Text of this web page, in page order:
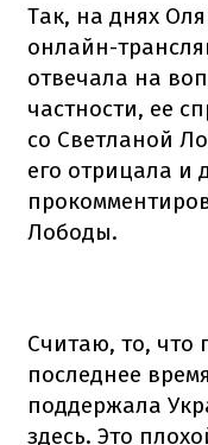
Так, на днях
онлайн-
отвечала на
частности, ее
со Светланой
его отрицала и
Лободы.
Считаю, то, что
последнее
поддержала
здесь. Это